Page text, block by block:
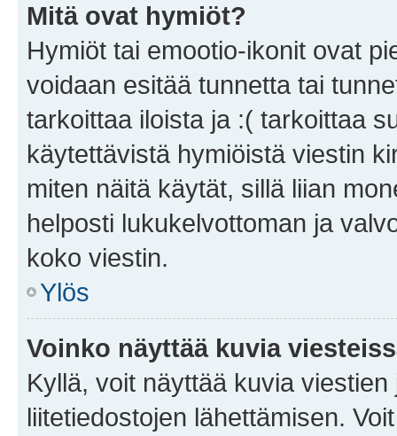
Mitä ovat hymiöt?
Hymiöt tai emootio-ikonit ovat
voidaan esitää tunnetta tai
tarkoittaa iloista ja :( tarkoittaa
käytettävistä hymiöistä viestin
miten näitä käytät, sillä liian
helposti lukukelvottoman ja
koko viestin.
Ylös
Voinko näyttää kuvia
Kyllä, voit näyttää kuvia
liitetiedostojen lähettämisen.